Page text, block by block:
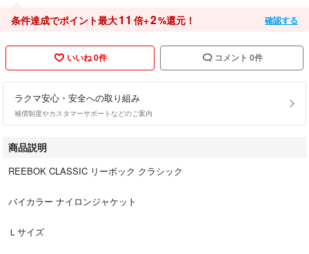
条件達成でポイント最大11 倍+2%還元！ 確認する
いいね 0件 コメント 0件
ラクマ安心・安全への取り組み
補償制度やカスタマーサポートなどのご案内
商品説明
REEBOK CLASSIC リーボック クラシック
バイカラー ナイロンジャケット
Ｌサイズ